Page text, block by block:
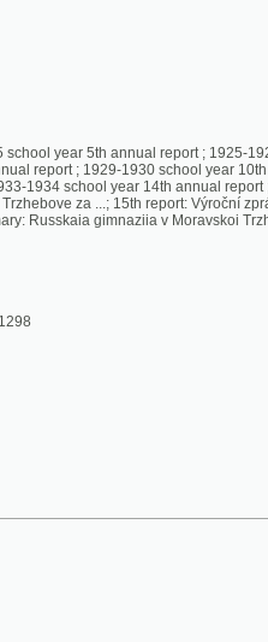
5th annual report ; 1925-1926 school
year 14th annual report ; 1934-1935
...; 15th report: Výroční zpráva
gimnaziia v Moravskoi Trzhebove 1920